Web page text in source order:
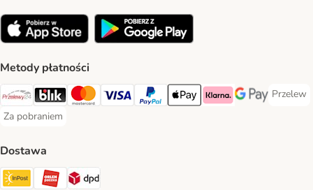
Metody płatności
Przelewy24 Payment Method
Blik Payment Method
MasterCard Payment Method
Visa Payment Method
PayPal Payment Method
Apple Pay Payment Method
Klarna Payment Method
Google Pay
Przelew
Przelew
Za pobraniem
Za pobraniem Payment Method
Dostawa
Paczkomat® Shipping Method
ORLEN Paczka Shipping Method
DPD Shipping Method